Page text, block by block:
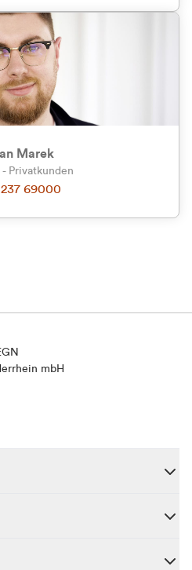
Sie?
(inkl. MwSt.)
(exkl. MwSt.)
Marek
Privatkunden
69000
mbH